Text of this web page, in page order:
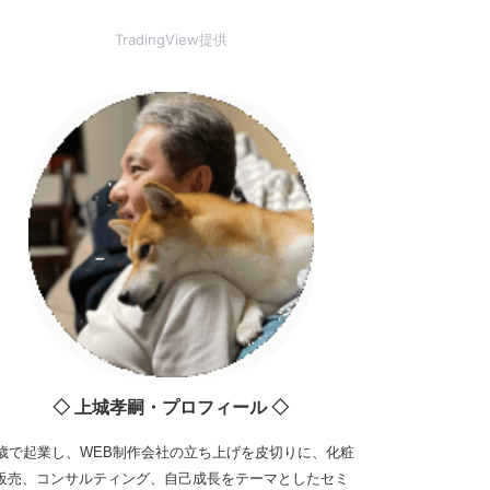
TradingView提供
◇ 上城孝嗣・プロフィール ◇
で起業し、WEB制作会社の立ち上げを皮切りに、化粧
売、コンサルティング、自己成長をテーマとしたセミ